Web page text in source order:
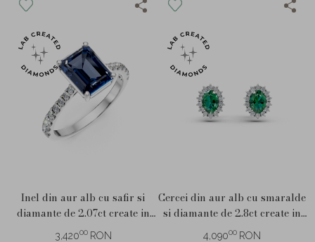
Inel din aur alb cu safir si
diamante de 2.07ct create in
laborator
3,42000 RON
Cercei din aur alb cu smaralde
si diamante de 2.8ct create in
laborator
4,09000 RON